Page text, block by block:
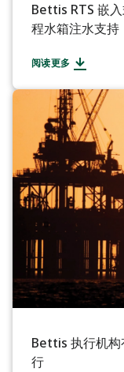
Bettis RTS 嵌
程水箱注水支持
阅读更多
Bettis 执行机构
行